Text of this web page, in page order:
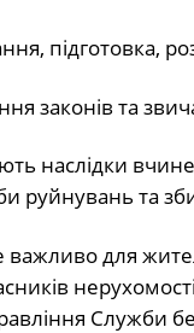
підготовка,
законів та
наслідки
руйнувань та
для
Служби